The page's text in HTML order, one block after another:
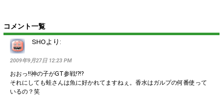
コメント一覧
SHOより:
2009年9月27日 12:23 PM
おおっ!!神の子がGT参戦!?!?
それにしても蛙さんは魚に好かれてますねぇ。香水はガルプの何番使って
いるの？笑